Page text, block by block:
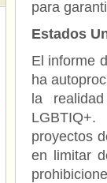
para
Estados
El informe
ha
la
proyectos
en limitar